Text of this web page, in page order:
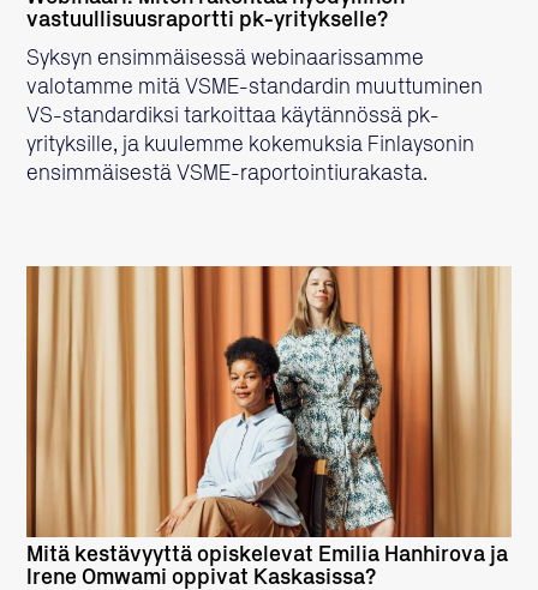
vastuullisuusraportti pk-yritykselle?
Syksyn ensimmäisessä webinaarissamme
valotamme mitä VSME-standardin muuttuminen
VS-standardiksi tarkoittaa käytännössä pk-
yrityksille, ja kuulemme kokemuksia Finlaysonin
ensimmäisestä VSME-raportointiurakasta.
LUE LISÄÄ
Mitä kestävyyttä opiskelevat Emilia Hanhirova ja
Irene Omwami oppivat Kaskasissa?